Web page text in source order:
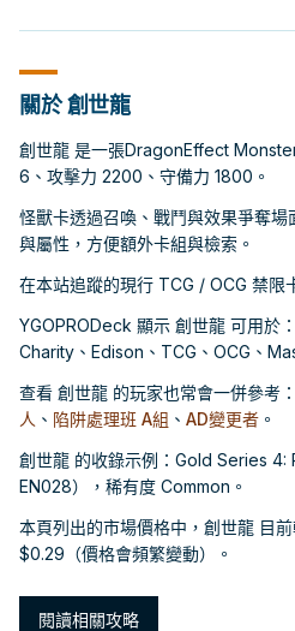
關於 創世龍
創世龍 是一張DragonEffect
6、攻擊力 2200、守備力 1800。
怪獸卡透過召喚、戰鬥與效果爭奪
與屬性，方便額外卡組與檢索。
在本站追蹤的現行 TCG / OCG 禁限
YGOPRODeck 顯示 創世龍 可用於
Charity、Edison、TCG、OCG、
查看 創世龍 的玩家也常會一併參考：
人 、 陷阱處理班 A組 、 AD變更者 。
創世龍 的收錄示例：Gold Series 4:
EN028），稀有度 Common。
本頁列出的市場價格中，創世龍 目
$0.29（價格會頻繁變動）。
閱讀相關攻略